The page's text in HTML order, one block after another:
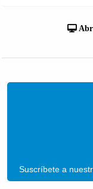
Suscríbete a